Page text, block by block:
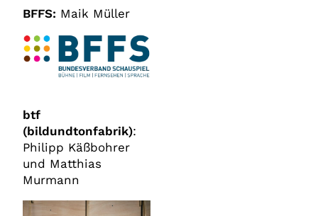
BFFS: Maik Müller
btf
(bildundtonfabrik):
Philipp Käßbohrer
und Matthias
Murmann